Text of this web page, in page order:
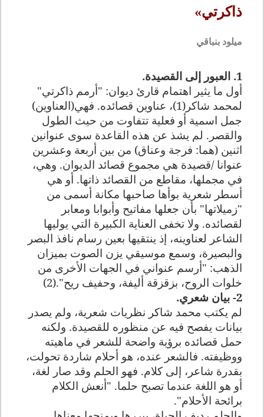
ذاكرتي»
ميلود بنباقي
1. العبور إلى القصيدة.
أول ما يثير اهتمام قارئ ديوان: "أرمم ذاكرتي"
لمحمد شاكر(1)، عناوين قصائده. فهي(العناوين)
جمل اسمية أو فعلية تتفاوت من حيث الطول
والقصر. لم يشذ عن هذه القاعدة سوى عنوانين
اثنين (هما: فرجة وعناق) من بين أربعة وعشرين
عنوانا /قصيدة هي مجموع قصائد الديوان. وهي،
في مجملها، مقاطع من القصائد ذاتها. أو هي
أسطر شعرية بوأها صاحبها مكانة أسمى من
"زميلاتها" بأن جعلها مفاتيح وأبوابا ومعابر
لقصائده. ولا تخفى العناية الكبيرة التي يوليها
الشاعر لعناوينه، إذ ينتقيها بعين رسام نافذ البصر
والبصيرة، وسمع موسيقي يزن الصوت بميزان
الذهب: "أرسم عنواني في الجهات الأخرى من
خلوات الروح، بزقزقة أليفة، وحفيف ريح".2)
)
2- بيان شعري.
لم يكتب محمد شاكر نظريات شعرية، ولم يصدر
بيانات يفصح فيه عن منظوره للقصيدة. ولكنه
حمل قصائده برؤية واضحة للشعر في ماهيته
ووظيفته. فالشعر عنده، هو أحلام شاردة تحولت،
بقدرة شاعر، إلى كلام. فهو الحلم وقد صار لغة،
أو هو اللغة عندما تصبح حلما. "أنعش الكلام
برائحة الأحلام".